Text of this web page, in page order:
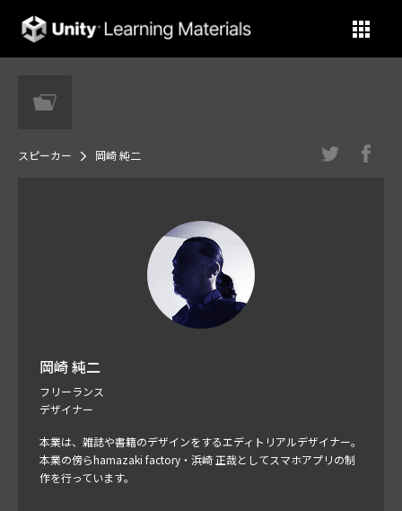
Unity Learning Materials
スピーカー 岡崎 純二
岡崎 純二
フリーランス
デザイナー
本業は、雑誌や書籍のデザインをするエディトリアルデザイナー。
本業の傍らhamazaki factory・浜崎 正哉としてスマホアプリの制
作を行っています。